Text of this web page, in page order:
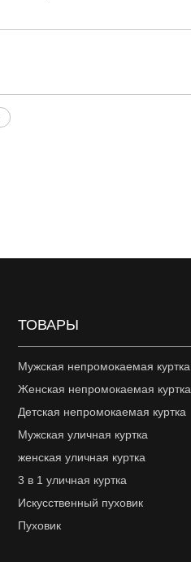
ТОВАРЫ
Мужская непромокаемая куртка
Женская непромокаемая куртка
Детская непромокаемая куртка
Мужская уличная куртка
женская уличная куртка
3 в 1 уличная куртка
Искусственный пуховик
Пуховик